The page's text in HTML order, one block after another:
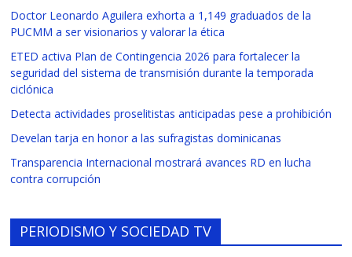
Doctor Leonardo Aguilera exhorta a 1,149 graduados de la
PUCMM a ser visionarios y valorar la ética
ETED activa Plan de Contingencia 2026 para fortalecer la
seguridad del sistema de transmisión durante la temporada
ciclónica
Detecta actividades proselitistas anticipadas pese a prohibición
Develan tarja en honor a las sufragistas dominicanas
Transparencia Internacional mostrará avances RD en lucha
contra corrupción
PERIODISMO Y SOCIEDAD TV